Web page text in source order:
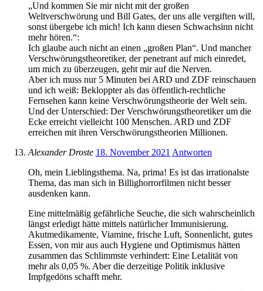
„Und kommen Sie mir nicht mit der großen
Weltverschwörung und Bill Gates, der uns alle vergiften will,
sonst übergebe ich mich! Ich kann diesen Schwachsinn nicht
mehr hören.“:
Ich glaube auch nicht an einen „großen Plan“. Und mancher
Verschwörungstheoretiker, der penetrant auf mich einredet,
um mich zu überzeugen, geht mir auf die Nerven.
Aber ich muss nur 5 Minuten bei ARD und ZDF reinschauen
und ich weiß: Bekloppter als das öffentlich-rechtliche
Fernsehen kann keine Verschwörungstheorie der Welt sein.
Und der Unterschied: Der Verschwörungstheoretiker um die
Ecke erreicht vielleicht 100 Menschen. ARD und ZDF
erreichen mit ihren Verschwörungstheorien Millionen.
Alexander Droste 18. November 2021 Antworten
Oh, mein Lieblingsthema. Na, prima! Es ist das irrationalste
Thema, das man sich in Billighorrorfilmen nicht besser
ausdenken kann.
Eine mittelmäßig gefährliche Seuche, die sich wahrscheinlich
längst erledigt hätte mittels natürlicher Immunisierung.
Akutmedikamente, Viamine, frische Luft, Sonnenlicht, gutes
Essen, von mir aus auch Hygiene und Optimismus hätten
zusammen das Schlimmste verhindert: Eine Letalität von
mehr als 0,05 %. Aber die derzeitige Politik inklusive
Impfgedöns schafft mehr.